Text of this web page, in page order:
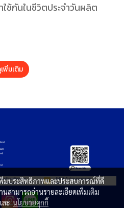
ใช้กันในชีวิตประจำวันผลิต
พิ่มเติม
พิ่มประสิทธิภาพและประสบการณ์ที่ดี
นสามารถอ่านรายละเอียดเพิ่มเติม
ละนโยบายคุกกี้